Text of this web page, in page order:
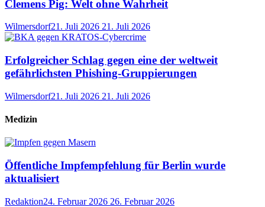
Clemens Pig: Welt ohne Wahrheit
Wilmersdorf21. Juli 2026 21. Juli 2026
Erfolgreicher Schlag gegen eine der weltweit
gefährlichsten Phishing-Gruppierungen
Wilmersdorf21. Juli 2026 21. Juli 2026
Medizin
Öffentliche Impfempfehlung für Berlin wurde
aktualisiert
Redaktion24. Februar 2026 26. Februar 2026